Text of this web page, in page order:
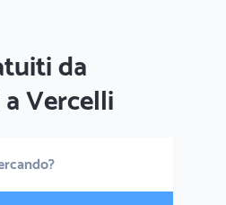
da
Vercelli